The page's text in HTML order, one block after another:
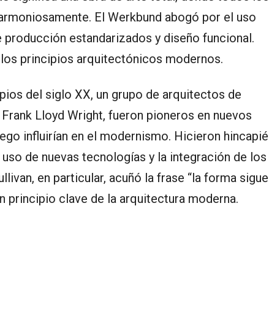
El Werkbund abogó por el uso
estandarizados y diseño funcional.
principios arquitectónicos modernos.
del siglo XX, un grupo de arquitectos de
Lloyd Wright, fueron pioneros en nuevos
influirían en el modernismo. Hicieron hincapié
de nuevas tecnologías y la integración de los
en particular, acuñó la frase “la forma sigue
principio clave de la arquitectura moderna.